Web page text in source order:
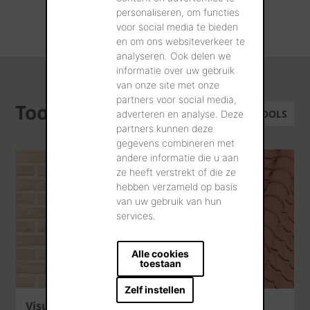
personaliseren, om functies
voor social media te bieden
en om ons websiteverkeer te
analyseren. Ook delen we
informatie over uw gebruik
van onze site met onze
partners voor social media,
adverteren en analyse. Deze
partners kunnen deze
gegevens combineren met
andere informatie die u aan
ze heeft verstrekt of die ze
hebben verzameld op basis
van uw gebruik van hun
services.
Alle cookies
toestaan
Zelf instellen
ALLE REALISATIES
Tools ALLE TOOLS
Visualisatietool